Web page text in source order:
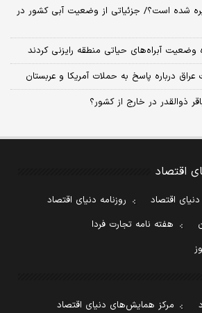
شده است؟/ جزئیاتی از وضعیت آبی کشور در
وضعیت آبراه‌های حیاتی منطقه رایزنی کردند
درباره پاسخ به حملات آمریکا و عربستان
ذوالقدر در خارج از کشور؟
اقتصاد
اقتصاد
روزنامه دنیای اقتصاد
هفته نامه تجارت فردا
مرکز همایش‌های دنیای اقتصاد